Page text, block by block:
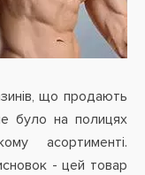
що продають
було на полицях
асортименті.
- цей товар